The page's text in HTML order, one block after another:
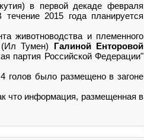
в первой декаде февраля
2015 года планируется
животноводства и племенного
(Ил Тумен) Галиной Енторовой
партия Российской Федерации"
голов было размещено в загоне
что информация, размещенная в